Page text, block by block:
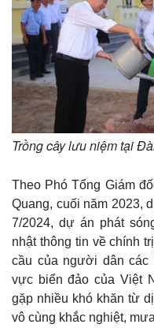
Trồng cây lưu niệm tại
Theo Phó Tổng Giám
Quang, cuối năm 2023,
7/2024, dự án phát
nhật thông tin về chính
cầu của người dân các
vực biển đảo của Việt
gặp nhiều khó khăn từ
vô cùng khắc nghiệt,